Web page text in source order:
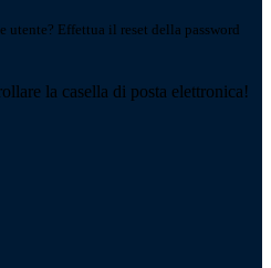
utente? Effettua il reset della password
la casella di posta elettronica!